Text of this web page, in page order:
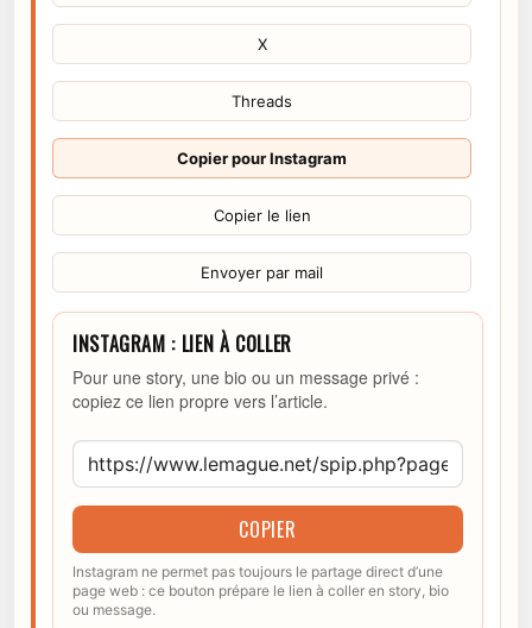
X
Threads
Copier pour Instagram
Copier le lien
Envoyer par mail
INSTAGRAM : LIEN À COLLER
Pour une story, une bio ou un message privé :
copiez ce lien propre vers l’article.
COPIER
Instagram ne permet pas toujours le partage direct d’une
page web : ce bouton prépare le lien à coller en story, bio
ou message.